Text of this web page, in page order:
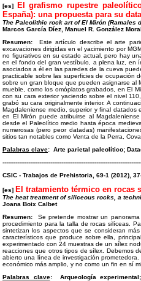
[es]
El grafismo rupestre
España): una propuesta para su
The Paleolithic rock art of El Mirón (Ramales
Marcos García Díez, Manuel R. González
Resumen: Este artículo describe el arte
excavaciones dirigidas en el yacimiento por
no figurativos en su estado actual, pero hay
en el fondo del gran vestíbulo, a plena luz, en
asociados a él en las paredes de la cueva
practicable sobre las superficies de ocupación
sobre un gran bloque que pueden asignarse al
mueble, como los omóplatos grabados, en El
con su cara exterior yaciendo sobre el nivel
grabó su cara originalmente interior. A
Magdaleniense medio, superior y final
en El Mirón puede atribuirse al
desde el Paleolítico medio hasta época
numerosas (pero peor datadas)
sitios tan notables como Venta de la Perra,
Palabras clave: Arte parietal paleolítico;
CSIC - Trabajos de Prehistoria, 69-1
[es] El tratamiento térmico en rocas
The heat treatment of siliceous rocks, a
Joana Boix Calbet
Resumen: Se pretende mostrar un
procedimiento para la talla de rocas silíceas.
sintetizan los aspectos que se consideran
característicos que produce sobre ella,
experimentado con 24 muestras de un sílex
reacciones que otros tipos de sílex. Debemos
abierto una línea de investigación
económico más amplio, y no como un fin en sí
Palabras clave: Arqueología